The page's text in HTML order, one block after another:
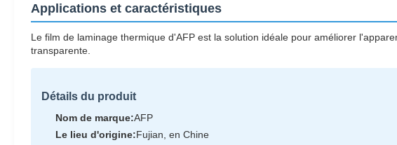
Applications et caractéristiques
Le film de laminage thermique d'AFP est la solution idéale pour améliorer
transparente.
Détails du produit
Nom de marque:AFP
Le lieu d'origine:Fujian, en Chine